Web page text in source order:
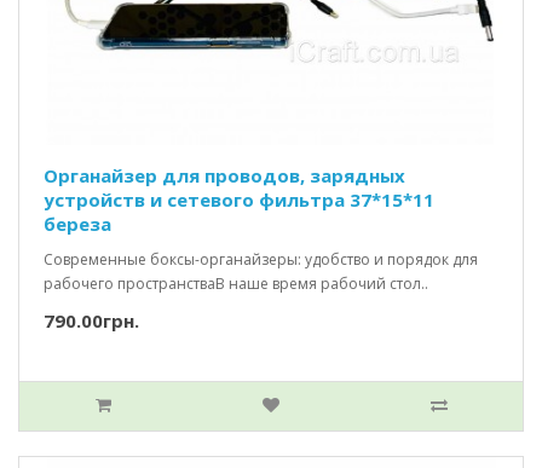
Органайзер для проводов, зарядных
устройств и сетевого фильтра 37*15*11
береза
Современные боксы-органайзеры: удобство и порядок для
рабочего пространстваВ наше время рабочий стол..
790.00грн.